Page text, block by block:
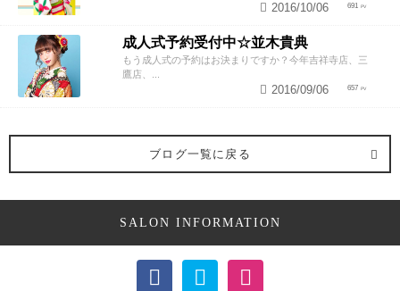
691
2016/10/06
成人式予約受付中☆並木貴典
もう成人式の予約はお決まりですか？今年吉祥寺店、三
鷹店、...
657
2016/09/06
ブログ一覧に戻る
SALON INFORMATION